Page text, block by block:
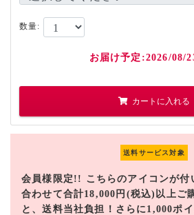
数量:
お届け予定:2026/08/
カートに入れる
送料サービス対象
会員様限定!! こちらのアイコンが付
合わせて合計18,000円(税込)以上ご
と、送料当社負担！さらに1,000ポ